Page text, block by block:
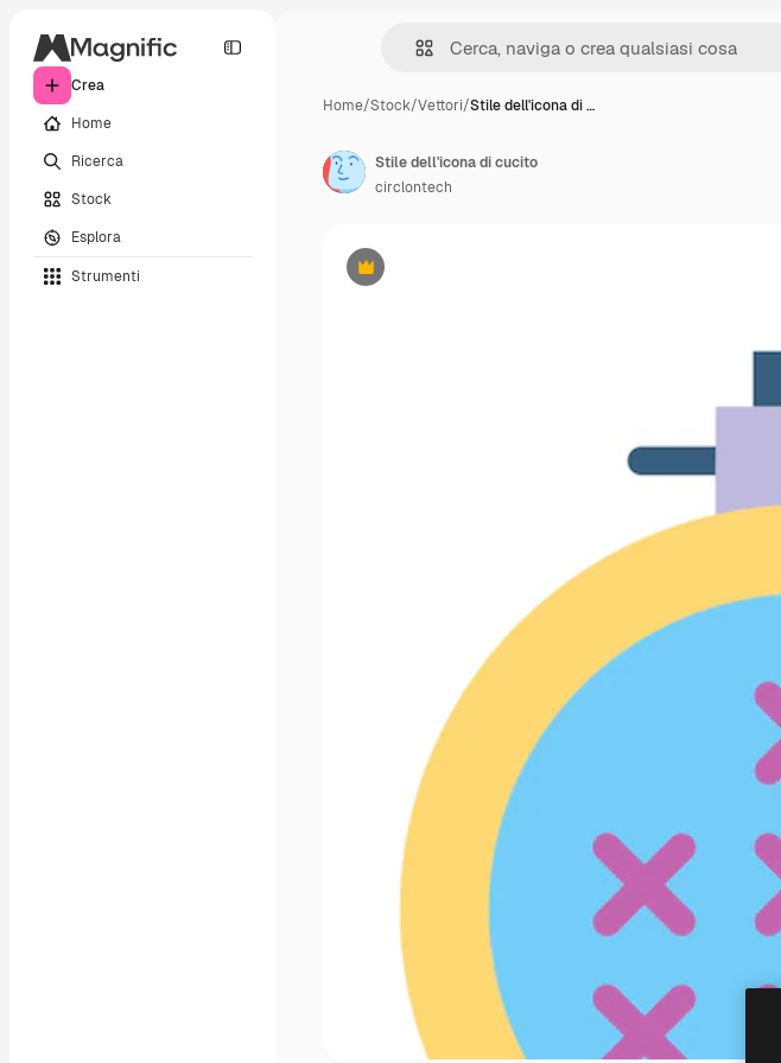
Crea
Home
Ricerca
Stock
Esplora
Strumenti
Home/Stock/Vettori/Stile dell'icona di …
Premium
Stile dell'icona di cucito
circlontech